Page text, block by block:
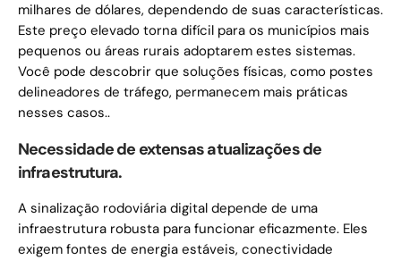
milhares de dólares, dependendo de suas características.
Este preço elevado torna difícil para os municípios mais
pequenos ou áreas rurais adoptarem estes sistemas.
Você pode descobrir que soluções físicas, como postes
delineadores de tráfego, permanecem mais práticas
nesses casos..
Necessidade de extensas atualizações de
infraestrutura.
A sinalização rodoviária digital depende de uma
infraestrutura robusta para funcionar eficazmente. Eles
exigem fontes de energia estáveis, conectividade